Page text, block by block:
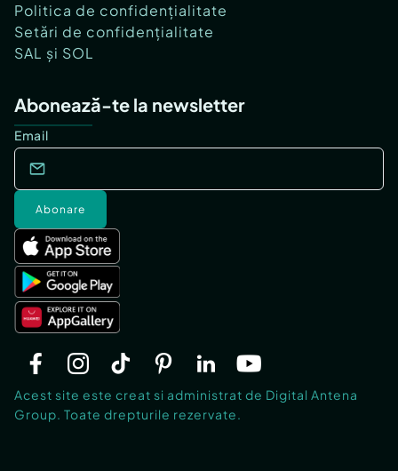
Politica de confidențialitate
Setări de confidențialitate
SAL și SOL
Abonează-te la newsletter
Email
Abonare
Acest site este creat si administrat de Digital Antena
Group. Toate drepturile rezervate.